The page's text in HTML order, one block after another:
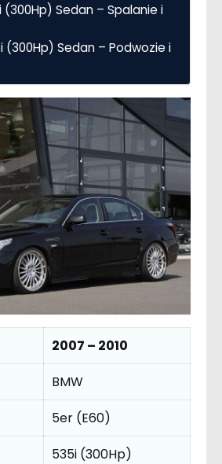
(300Hp) Sedan – Spalanie i
(300Hp) Sedan – Podwozie i
2007 – 2010
BMW
5er (E60)
535i (300Hp)